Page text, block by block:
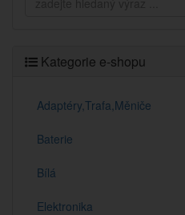
Kategorie e-shopu
Adaptéry,Trafa,Měniče
Baterie
Bílá
Elektronika